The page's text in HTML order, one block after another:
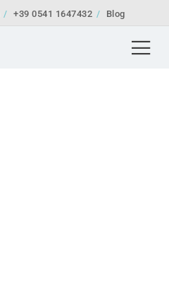
+39 0541 1647432 Blog